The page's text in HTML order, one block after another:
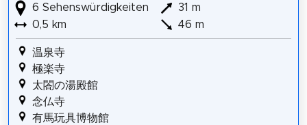
6 Sehenswürdigkeiten
0,5 km
31 m
46 m
温泉寺
極楽寺
太閤の湯殿館
念仏寺
有馬玩具博物館